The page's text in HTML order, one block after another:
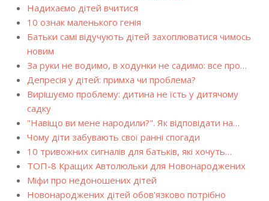
Надихаємо дітей вчитися
10 ознак маленького генія
Батьки самі відучують дітей захоплюватися чимось
новим
За руки не водимо, в ходунки не садимо: все про…
Депресія у дітей: примха чи проблема?
Вирішуємо проблему: дитина не їсть у дитячому
садку
"Навіщо ви мене народили?". Як відповідати на…
Чому діти забувають свої ранні спогади
10 тривожних сигналів для батьків, які хочуть…
ТОП-8 Кращих Автолюльки для Новонароджених
Міфи про недоношених дітей
Новонароджених дітей обов'язково потрібно